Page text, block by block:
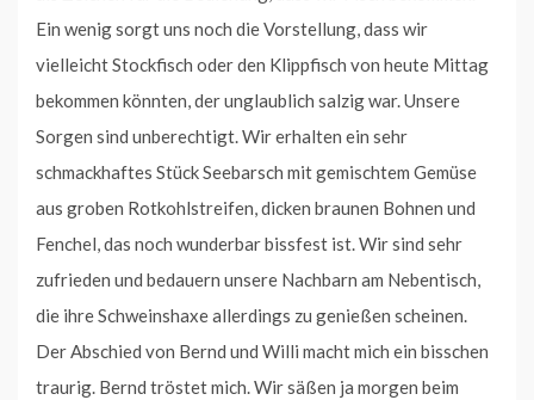
Ein wenig sorgt uns noch die Vorstellung, dass wir
vielleicht Stockfisch oder den Klippfisch von heute Mittag
bekommen könnten, der unglaublich salzig war. Unsere
Sorgen sind unberechtigt. Wir erhalten ein sehr
schmackhaftes Stück Seebarsch mit gemischtem Gemüse
aus groben Rotkohlstreifen, dicken braunen Bohnen und
Fenchel, das noch wunderbar bissfest ist. Wir sind sehr
zufrieden und bedauern unsere Nachbarn am Nebentisch,
die ihre Schweinshaxe allerdings zu genießen scheinen.
Der Abschied von Bernd und Willi macht mich ein bisschen
traurig. Bernd tröstet mich. Wir säßen ja morgen beim